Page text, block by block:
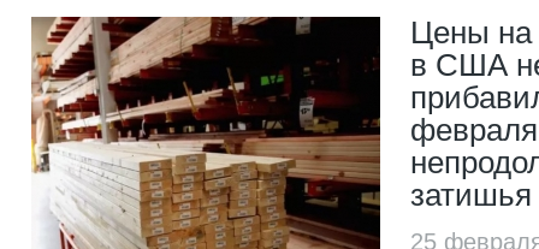
Цены на
в США
25